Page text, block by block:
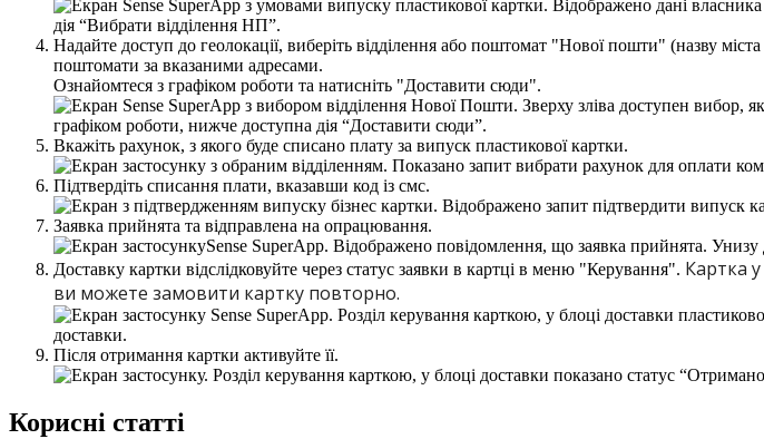
Надайте доступ до геолокації, виберіть відділення або поштомат "Нової пошти" (назву міста
поштомати за вказаними адресами.
Ознайомтеся з графіком роботи та натисніть "Доставити сюди".
Вкажіть рахунок, з якого буде списано плату за випуск пластикової картки.
Підтвердіть списання плати, вказавши код із смс.
Заявка прийнята та відправлена на опрацювання.
Доставку картки відслідковуйте через статус заявки в картці в меню "Керування". Картка у
ви можете замовити картку повторно.
Після отримання картки активуйте її.
Корисні статті